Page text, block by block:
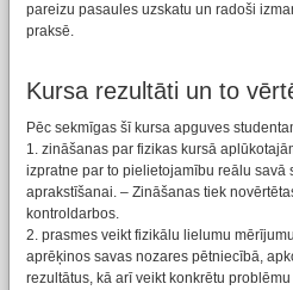
pareizu pasaules uzskatu un radoši
praksē.
Kursa rezultāti un to
Pēc sekmīgas šī kursa apguves
1. zināšanas par fizikas kursā
izpratne par to pielietojamību reālu savā
aprakstīšanai. – Zināšanas tiek
kontroldarbos.
2. prasmes veikt fizikālu lielumu
aprēķinos savas nozares pētniecībā,
rezultātus, kā arī veikt konkrētu